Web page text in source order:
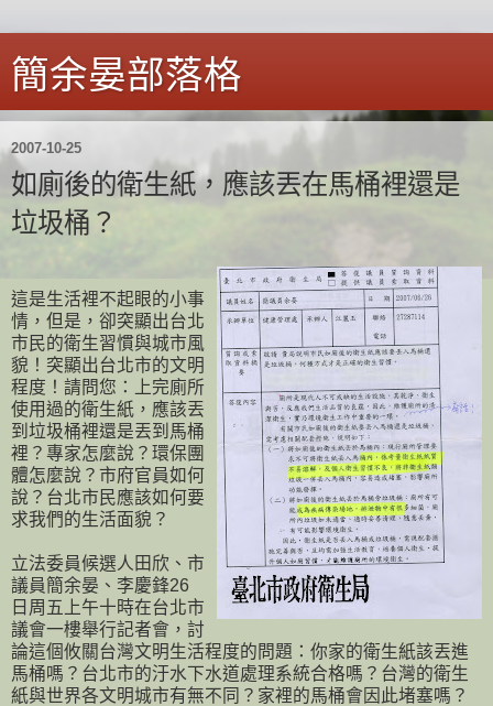
簡余晏部落格
2007-10-25
如廁後的衛生紙，應該丟在馬桶裡還是
垃圾桶？
這是生活裡不起眼的小事
情，但是，卻突顯出台北
市民的衛生習慣與城市風
貌！突顯出台北市的文明
程度！請問您：上完廁所
使用過的衛生紙，應該丟
到垃圾桶裡還是丟到馬桶
裡？專家怎麼說？環保團
體怎麼說？市府官員如何
說？台北市民應該如何要
求我們的生活面貌？
立法委員候選人田欣、市
議員簡余晏、李慶鋒26
日周五上午十時在台北市
議會一樓舉行記者會，討
論這個攸關台灣文明生活程度的問題：你家的衛生紙該丟進
馬桶嗎？台北市的汙水下水道處理系統合格嗎？台灣的衛生
紙與世界各文明城市有無不同？家裡的馬桶會因此堵塞嗎？